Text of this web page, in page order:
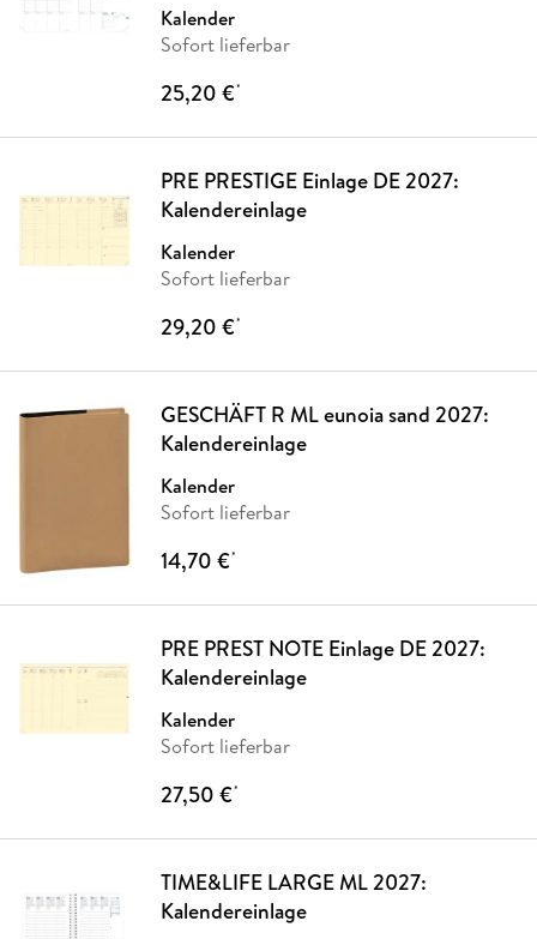
Kalender
Sofort lieferbar
25,20 €*
PRE PRESTIGE Einlage DE 2027:
Kalendereinlage
Kalender
Sofort lieferbar
29,20 €*
GESCHÄFT R ML eunoia sand 2027:
Kalendereinlage
Kalender
Sofort lieferbar
14,70 €*
PRE PREST NOTE Einlage DE 2027:
Kalendereinlage
Kalender
Sofort lieferbar
27,50 €*
TIME&LIFE LARGE ML 2027:
Kalendereinlage